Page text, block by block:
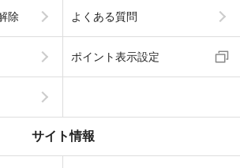
除 よくある質問
ポイント表示設定
サイト情報